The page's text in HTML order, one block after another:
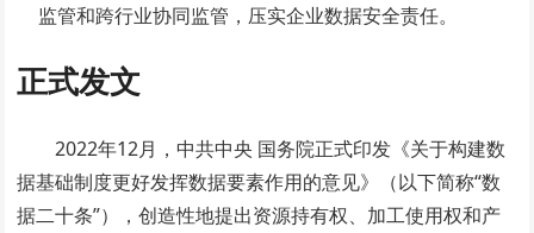
监管和跨行业协同监管，压实企业数据安全责任。
正式发文
2022年12月，中共中央 国务院正式印发《关于构建数
据基础制度更好发挥数据要素作用的意见》（以下简称“数
据二十条”），创造性地提出资源持有权、加工使用权和产